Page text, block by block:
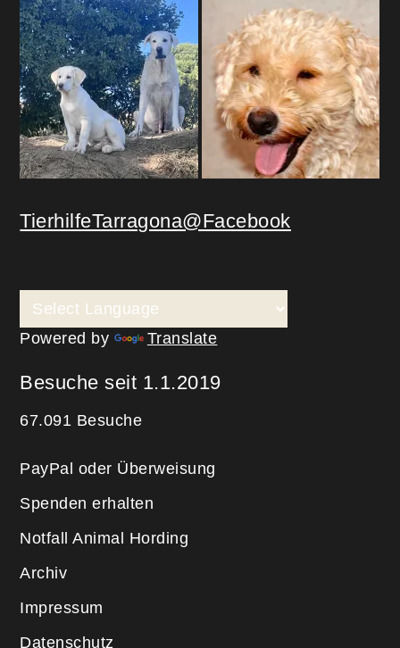
TierhilfeTarragona@Facebook
Powered by Translate
Besuche seit 1.1.2019
67.091 Besuche
PayPal oder Überweisung
Spenden erhalten
Notfall Animal Hording
Archiv
Impressum
Datenschutz